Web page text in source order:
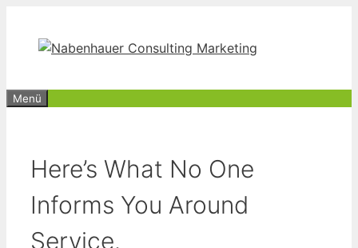
springen
Menü
Here’s What No One
Informs You Around
Service.